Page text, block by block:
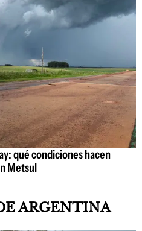
qué condiciones hacen
Metsul
ARGENTINA